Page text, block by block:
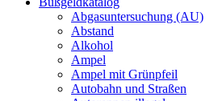
Abgasuntersuchung (AU)
Abstand
Alkohol
Ampel
Ampel mit Grünpfeil
Autobahn und Straßen